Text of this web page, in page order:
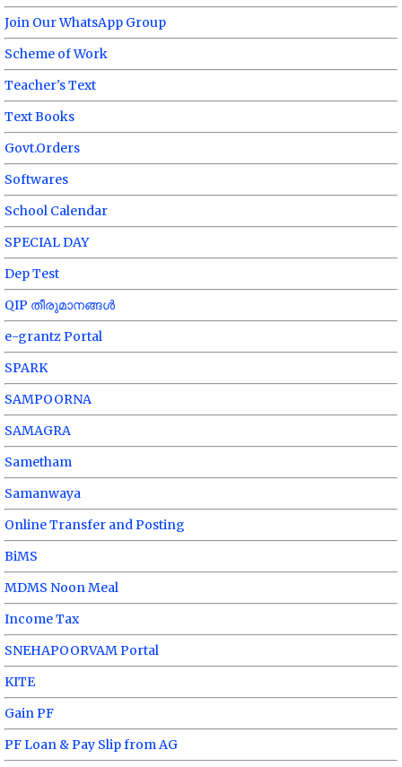
Join Our WhatsApp Group
Scheme of Work
Teacher's Text
Text Books
Govt.Orders
Softwares
School Calendar
SPECIAL DAY
Dep Test
QIP തീരുമാനങ്ങൾ
e-grantz Portal
SPARK
SAMPOORNA
SAMAGRA
Sametham
Samanwaya
Online Transfer and Posting
BiMS
MDMS Noon Meal
Income Tax
SNEHAPOORVAM Portal
KITE
Gain PF
PF Loan & Pay Slip from AG